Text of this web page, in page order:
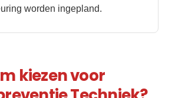
worden ingepland.
kiezen voor